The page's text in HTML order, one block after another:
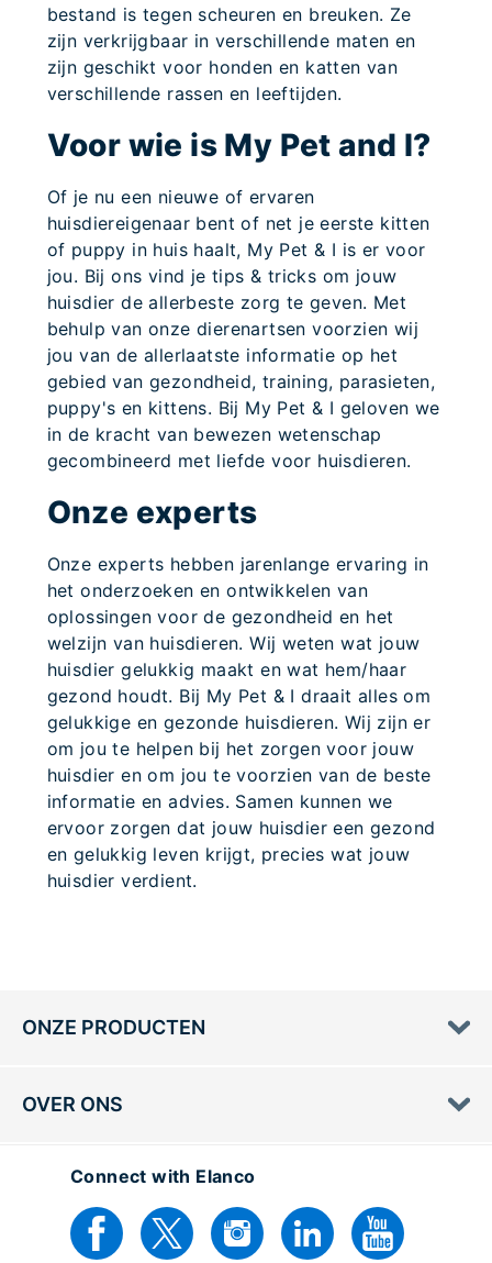
bestand is tegen scheuren en breuken. Ze
zijn verkrijgbaar in verschillende maten en
zijn geschikt voor honden en katten van
verschillende rassen en leeftijden.
Voor wie is My Pet and I?
Of je nu een nieuwe of ervaren
huisdiereigenaar bent of net je eerste kitten
of puppy in huis haalt, My Pet & I is er voor
jou. Bij ons vind je tips & tricks om jouw
huisdier de allerbeste zorg te geven. Met
behulp van onze dierenartsen voorzien wij
jou van de allerlaatste informatie op het
gebied van gezondheid, training, parasieten,
puppy's en kittens. Bij My Pet & I geloven we
in de kracht van bewezen wetenschap
gecombineerd met liefde voor huisdieren.
Onze experts
Onze experts hebben jarenlange ervaring in
het onderzoeken en ontwikkelen van
oplossingen voor de gezondheid en het
welzijn van huisdieren. Wij weten wat jouw
huisdier gelukkig maakt en wat hem/haar
gezond houdt. Bij My Pet & I draait alles om
gelukkige en gezonde huisdieren. Wij zijn er
om jou te helpen bij het zorgen voor jouw
huisdier en om jou te voorzien van de beste
informatie en advies. Samen kunnen we
ervoor zorgen dat jouw huisdier een gezond
en gelukkig leven krijgt, precies wat jouw
huisdier verdient.
ONZE PRODUCTEN
OVER ONS
Connect with Elanco